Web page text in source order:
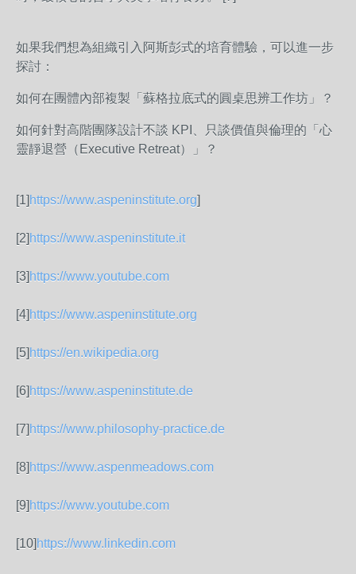
如果我們想為組織引入阿斯彭式的培育體驗，可以進一步
探討：
如何在團體內部複製「蘇格拉底式的圓桌思辨工作坊」？
如何針對高階團隊設計不談 KPI、只談價值與倫理的「心
靈靜退營（Executive Retreat）」？
[1] https://www.aspeninstitute.org]
[2] https://www.aspeninstitute.it
[3] https://www.youtube.com
[4] https://www.aspeninstitute.org
[5] https://en.wikipedia.org
[6] https://www.aspeninstitute.de
[7] https://www.philosophy-practice.de
[8] https://www.aspenmeadows.com
[9] https://www.youtube.com
[10] https://www.linkedin.com